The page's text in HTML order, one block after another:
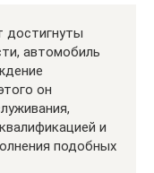
достигнуты
автомобиль
он
и
подобных